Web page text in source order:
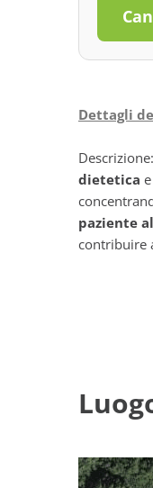
Dettagli
dietetica
paziente
contribuire